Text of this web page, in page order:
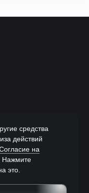
средства
действий
на
. Нажмите
это.